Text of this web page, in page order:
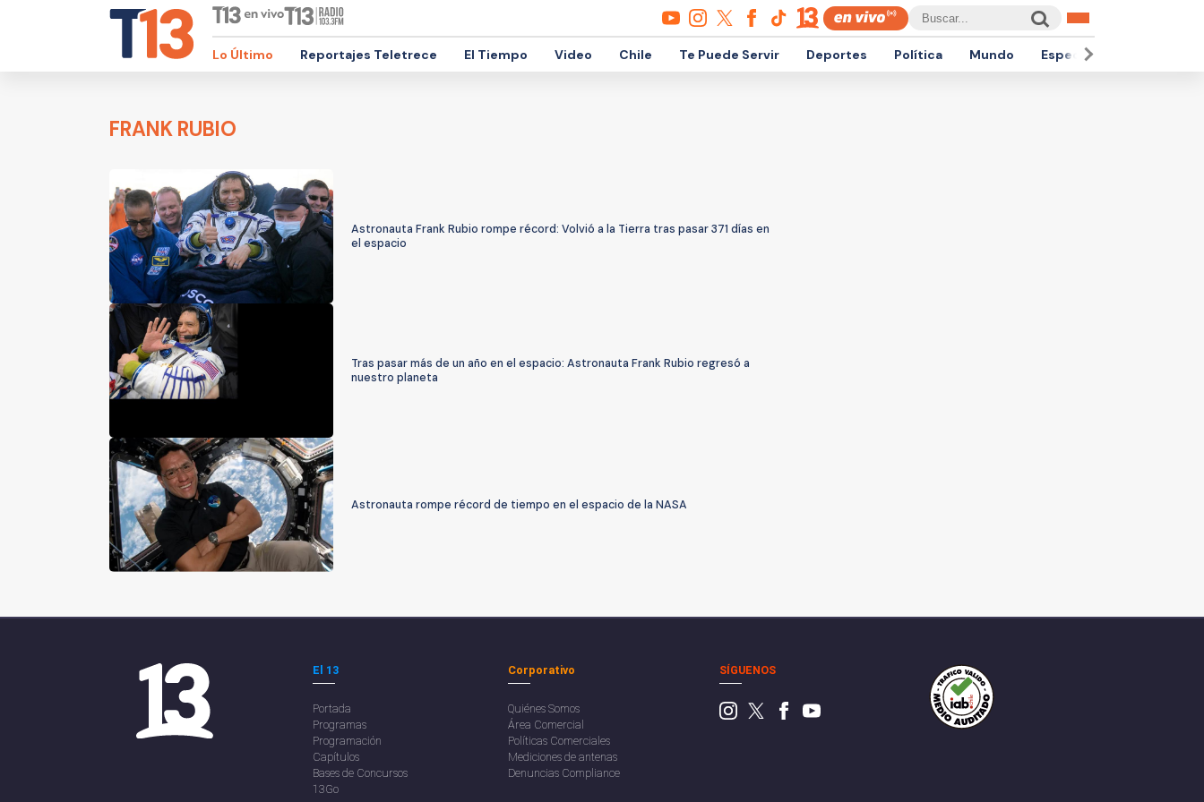
Lo Último Reportajes Teletrece El Tiempo Video Chile Te Puede Servir Deportes Política Mundo Espectáculos
FRANK RUBIO
Astronauta Frank Rubio rompe récord: Volvió a la Tierra tras pasar 371 días en
el espacio
Tras pasar más de un año en el espacio: Astronauta Frank Rubio regresó a
nuestro planeta
Astronauta rompe récord de tiempo en el espacio de la NASA
El 13
Portada
Programas
Programación
Capítulos
Bases de Concursos
13Go
Corporativo
Quiénes Somos
Área Comercial
Políticas Comerciales
Mediciones de antenas
Denuncias Compliance
SÍGUENOS